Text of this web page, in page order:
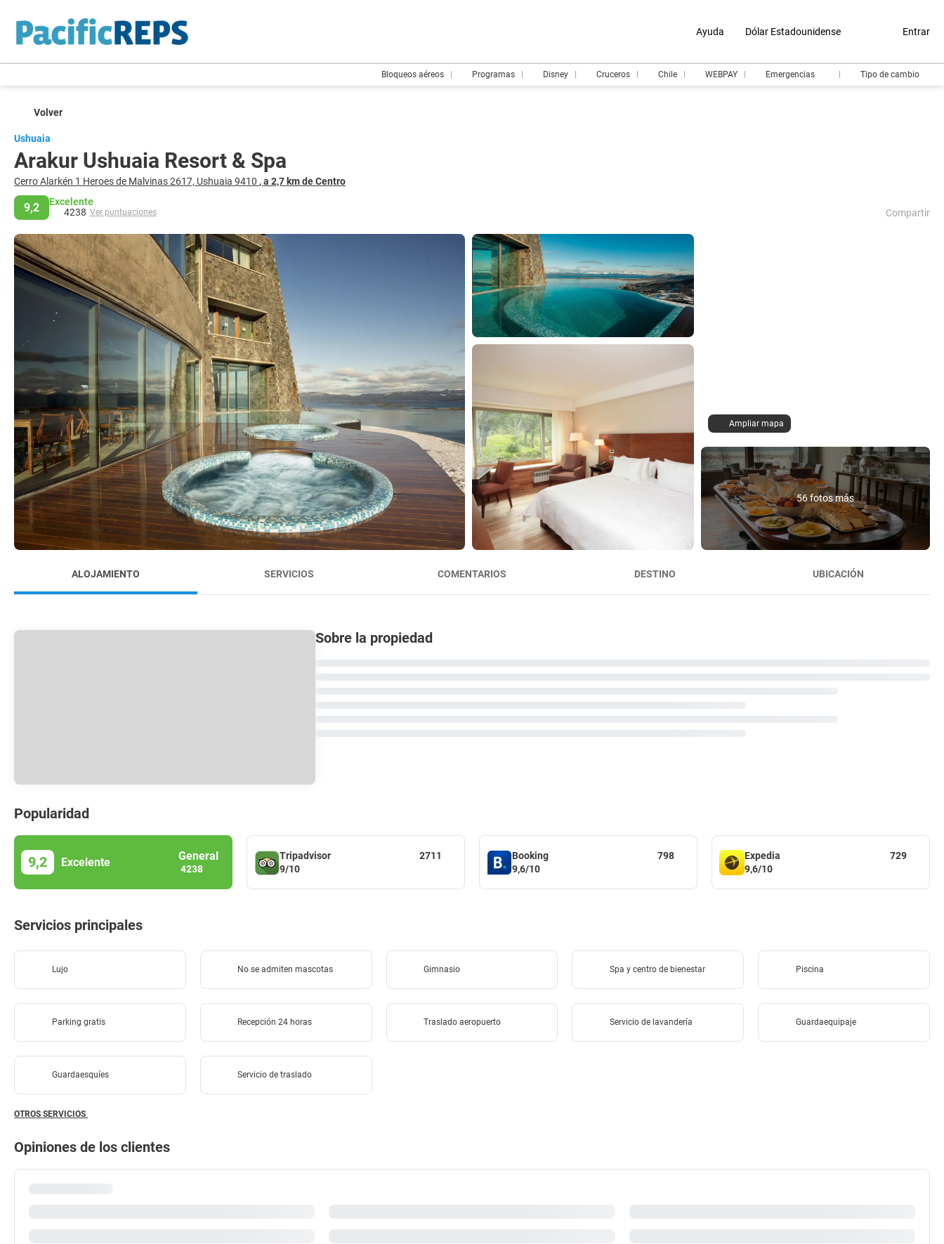
Ayuda Dólar Estadounidense Entrar
Bloqueos aéreos Programas Disney Cruceros Chile WEBPAY Emergencias Tipo de cambio
Volver
Ushuaia
Arakur Ushuaia Resort & Spa
Cerro Alarkén 1 Heroes de Malvinas 2617, Ushuaia 9410 , a 2,7 km de Centro
9,2
Excelente
4238 Ver puntuaciones Compartir
Ampliar mapa
56 fotos más
ALOJAMIENTO SERVICIOS COMENTARIOS DESTINO UBICACIÓN
Sobre la propiedad
Popularidad
9,2 Excelente General
4238
Tripadvisor
9/10
2711
Booking
9,6/10
798
Expedia
9,6/10
729
Servicios principales
Lujo No se admiten mascotas Gimnasio Spa y centro de bienestar Piscina
Parking gratis Recepción 24 horas Traslado aeropuerto Servicio de lavandería Guardaequipaje
Guardaesquíes Servicio de traslado
OTROS SERVICIOS
Opiniones de los clientes